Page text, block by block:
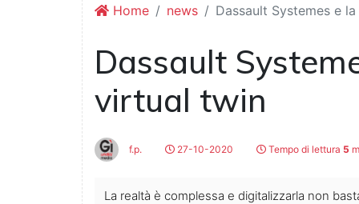
Home news Dassault Systemes e
Dassault
virtual twin
f.p. 27-10-2020 Tempo di lettura 5
La realtà è complessa e digitalizzarla non